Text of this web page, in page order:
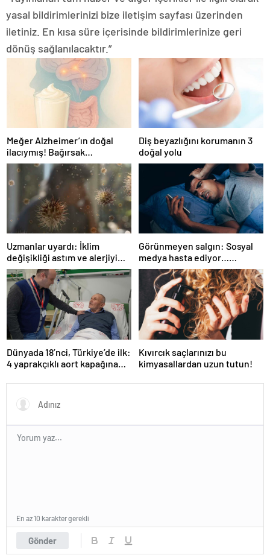
yasal bildirimlerinizi bize iletişim sayfası üzerinden
iletiniz. En kısa süre içerisinde bildirimlerinize geri
dönüş sağlanılacaktır.”
Meğer Alzheimer’ın doğal
ilacıymış! Bağırsak
iltihaplanmasını önlüyor…
Diş beyazlığını korumanın 3
doğal yolu
Uzmanlar uyardı: İklim
değişikliği astım ve alerjiyi
tetikliyor
Görünmeyen salgın: Sosyal
medya hasta ediyor…
Fiziksel, duygusal, zihinsel
etkilerine inanamayacaksınız
Dünyada 18’nci, Türkiye’de ilk:
4 yaprakçıklı aort kapağına
Kıvırcık saçlarınızı bu
kimyasallardan uzun tutun!
Gönder
En az 10 karakter gerekli